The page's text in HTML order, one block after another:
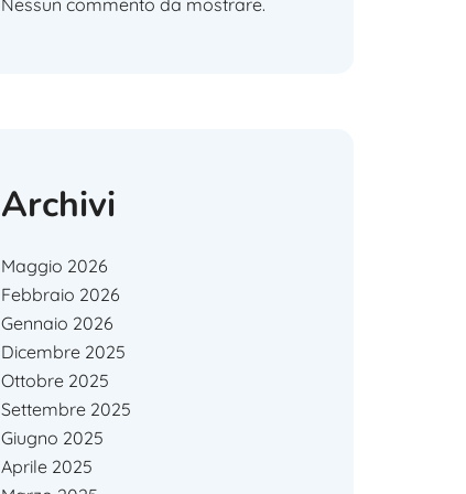
Nessun commento da mostrare.
Archivi
Maggio 2026
Febbraio 2026
Gennaio 2026
Dicembre 2025
Ottobre 2025
Settembre 2025
Giugno 2025
Aprile 2025